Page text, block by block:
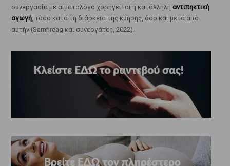
συνεργασία με αιματολόγο χορηγείται η κατάλληλη αντιπηκτική
αγωγή, τόσο κατά τη διάρκεια της κύησης, όσο και μετά από
αυτήν (Samfireag και συνεργάτες, 2022).